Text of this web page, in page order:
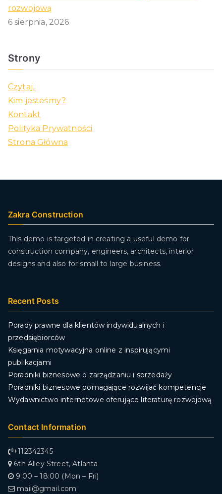
rozwojową
6 sierpnia, 2026
Strony
Czytaj..
Kim jesteśmy?
Kontakt
Polityka Prywatności
Strona Główna
Zakra Construction
This demo is targeted in creating a useful demo for
construction company, engineers, architects, interior
designs and also for small to large business.
Recent Posts
Porady prawne dla klientów indywidualnych i
przedsiębiorców
Księgarnia motywacyjna online z inspirującymi
publikacjami
Poradniki biznesowe o zarządzaniu i sprzedaży
Poradniki biznesowe pomagające rozwijać kompetencje
Wydawnictwo internetowe oferujące literaturę rozwojową
Contact Information
+112342345
6th Alley Street, Atlanta
9:00 – 18:00 (Mon – Fri)
mail@gmail.com